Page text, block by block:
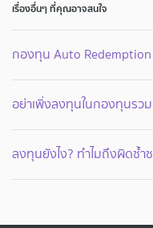
เรื่องอื่นๆ ที่คุณอาจสนใจ
กองทุน Auto
อย่าเพิ่งลงทุนในกองทุนรว
ลงทุนยังไง? ทำไมถึงผิดซ้ำ